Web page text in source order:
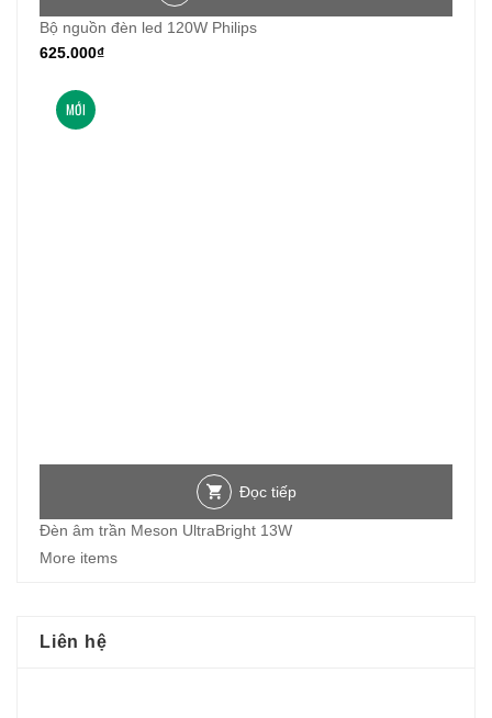
Bộ nguồn đèn led 120W Philips
625.000₫
MỚI
Đọc tiếp
Đèn âm trần Meson UltraBright 13W
More items
Liên hệ